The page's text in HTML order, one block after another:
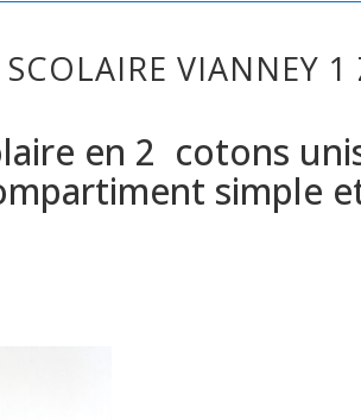
SCOLAIRE VIANNEY 1
en 2 cotons
simple